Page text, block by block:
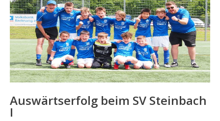
Auswärtserfolg beim SV Steinbach
I